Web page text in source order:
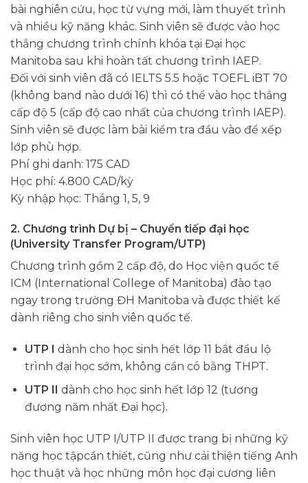
bài nghiên cứu, học từ vựng mới, làm thuyết trình
và nhiều kỹ năng khác. Sinh viên sẽ được vào học
thẳng chương trình chính khóa tại Đại học
Manitoba sau khi hoàn tất chương trình IAEP.
Đối với sinh viên đã có IELTS 5.5 hoặc TOEFL iBT 70
(không band nào dưới 16) thì có thể vào học thẳng
cấp độ 5 (cấp độ cao nhất của chương trình IAEP).
Sinh viên sẽ được làm bài kiểm tra đầu vào để xếp
lớp phù hợp.
Phí ghi danh: 175 CAD
Học phí: 4.800 CAD/kỳ
Kỳ nhập học: Tháng 1, 5, 9
2. Chương trình Dự bị – Chuyển tiếp đại học
(University Transfer Program/UTP)
Chương trình gồm 2 cấp độ, do Học viện quốc tế
ICM (International College of Manitoba) đào tạo
ngay trong trường ĐH Manitoba và được thiết kế
dành riêng cho sinh viên quốc tế.
UTP I dành cho học sinh hết lớp 11 bắt đầu lộ
trình đại học sớm, không cần có bằng THPT.
UTP II
dành cho học sinh hết lớp 12 (tương
đương năm nhất Đại học).
Sinh viên học UTP I/UTP II được trang bị những kỹ
năng học tậpcần thiết, cũng như cải thiện tiếng Anh
học thuật và học những môn học đại cương liên